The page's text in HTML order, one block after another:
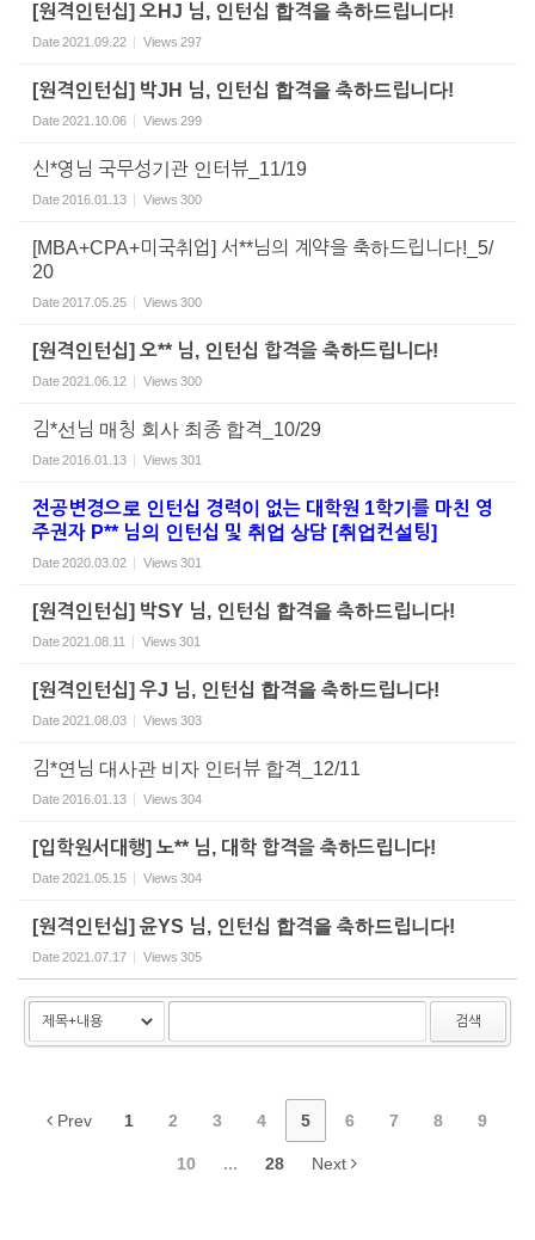
[원격인턴십] 오HJ 님, 인턴십 합격을 축하드립니다!
Date2021.09.22 Views 297
[원격인턴십] 박JH 님, 인턴십 합격을 축하드립니다!
Date2021.10.06 Views 299
신*영님 국무성기관 인터뷰_11/19
Date2016.01.13 Views 300
[MBA+CPA+미국취업] 서**님의 계약을 축하드립니다!_5/
20
Date2017.05.25 Views 300
[원격인턴십] 오** 님, 인턴십 합격을 축하드립니다!
Date2021.06.12 Views 300
김*선님 매칭 회사 최종 합격_10/29
Date2016.01.13 Views 301
전공변경으로 인턴십 경력이 없는 대학원 1학기를 마친 영
주권자 P** 님의 인턴십 및 취업 상담 [취업컨설팅]
Date2020.03.02 Views 301
[원격인턴십] 박SY 님, 인턴십 합격을 축하드립니다!
Date2021.08.11 Views 301
[원격인턴십] 우J 님, 인턴십 합격을 축하드립니다!
Date2021.08.03 Views 303
김*연님 대사관 비자 인터뷰 합격_12/11
Date2016.01.13 Views 304
[입학원서대행] 노** 님, 대학 합격을 축하드립니다!
Date2021.05.15 Views 304
[원격인턴십] 윤YS 님, 인턴십 합격을 축하드립니다!
Date2021.07.17 Views 305
검색
Prev 1 2 3 4 5 6 7 8 9
10 ... 28 Next